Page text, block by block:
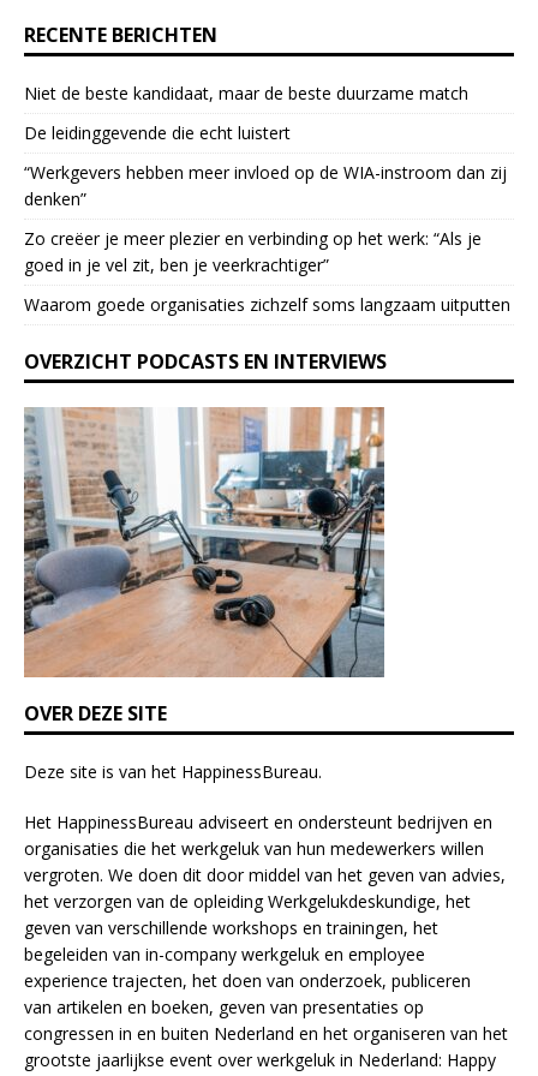
.
l
e
a
s
e
l
a
v
t
h
i
s
f
i
e
l
d
b
l
a
n
k
.
RECENTE BERICHTEN
Niet de beste kandidaat, maar de beste duurzame match
De leidinggevende die echt luistert
“Werkgevers hebben meer invloed op de WIA-instroom dan zij
denken”
Zo creëer je meer plezier en verbinding op het werk: “Als je
goed in je vel zit, ben je veerkrach­tiger”
Waarom goede organisaties zichzelf soms langzaam uitputten
OVERZICHT PODCASTS EN INTERVIEWS
OVER DEZE SITE
Deze site is van het HappinessBureau.
Het HappinessBureau adviseert en ondersteunt bedrijven en
organisaties die het werkgeluk van hun medewerkers willen
vergroten. We doen dit door middel van het geven van advies,
het verzorgen van de opleidingWerkgelukdeskundige, het
geven van verschillende workshops en trainingen, het
begeleiden van in-company werkgeluk en employee
experiencetrajecten, het doen van onderzoek, publiceren
van artikelen en boeken, geven van presentaties op
congressen in en buiten Nederland en het organiseren van het
grootste jaarlijkse event over werkgeluk in Nederland: Happy